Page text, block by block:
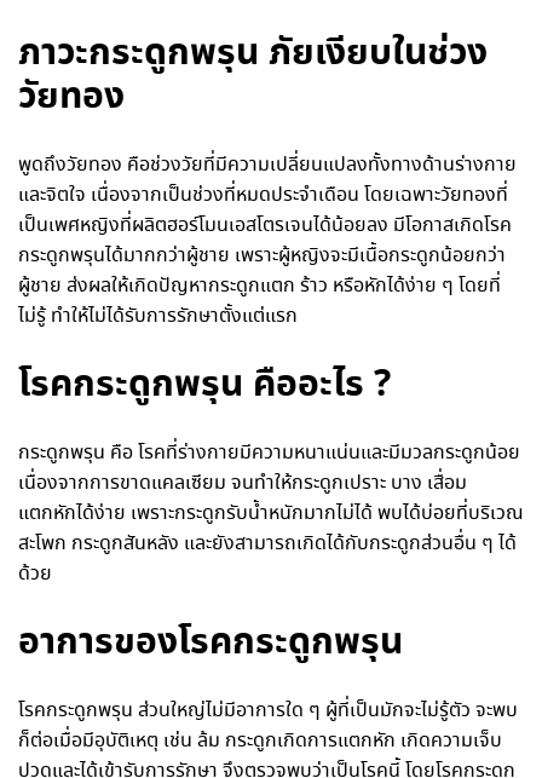
ภาวะกระดูกพรุน ภัยเงียบในช่วง
วัยทอง
พูดถึงวัยทอง คือช่วงวัยที่มีความเปลี่ยนแปลงทั้งทางด้านร่างกาย
และจิตใจ เนื่องจากเป็นช่วงที่หมดประจำเดือน โดยเฉพาะวัยทองที่
เป็นเพศหญิงที่ผลิตฮอร์โมนเอสโตรเจนได้น้อยลง มีโอกาสเกิดโรค
กระดูกพรุนได้มากกว่าผู้ชาย เพราะผู้หญิงจะมีเนื้อกระดูกน้อยกว่า
ผู้ชาย ส่งผลให้เกิดปัญหากระดูกแตก ร้าว หรือหักได้ง่าย ๆ โดยที่
ไม่รู้ ทำให้ไม่ได้รับการรักษาตั้งแต่แรก
โรคกระดูกพรุน คืออะไร ?
กระดูกพรุน คือ โรคที่ร่างกายมีความหนาแน่นและมีมวลกระดูกน้อย
เนื่องจากการขาดแคลเซียม จนทำให้กระดูกเปราะ บาง เสื่อม
แตกหักได้ง่าย เพราะกระดูกรับน้ำหนักมากไม่ได้ พบได้บ่อยที่บริเวณ
สะโพก กระดูกสันหลัง และยังสามารถเกิดได้กับกระดูกส่วนอื่น ๆ ได้
ด้วย
อาการของโรคกระดูกพรุน
โรคกระดูกพรุน ส่วนใหญ่ไม่มีอาการใด ๆ ผู้ที่เป็นมักจะไม่รู้ตัว จะพบ
ก็ต่อเมื่อมีอุบัติเหตุ เช่น ล้ม กระดูกเกิดการแตกหัก เกิดความเจ็บ
ปวดและได้เข้ารับการรักษา จึงตรวจพบว่าเป็นโรคนี้ โดยโรคกระดูก